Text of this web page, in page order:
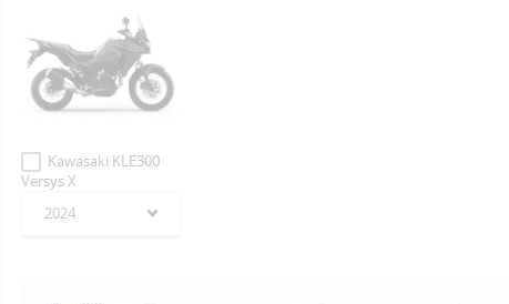
Kawasaki KLE300
Versys X
2024